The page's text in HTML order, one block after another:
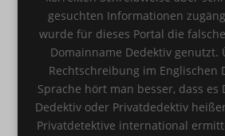
gesuchten Informationen
wurde für dieses Portal die
Domainname Dedektiv genutzt.
Rechtschreibung im Englischen
Sprache hört man besser, dass
Dedektiv oder Privatdedektiv
Privatdetektive international